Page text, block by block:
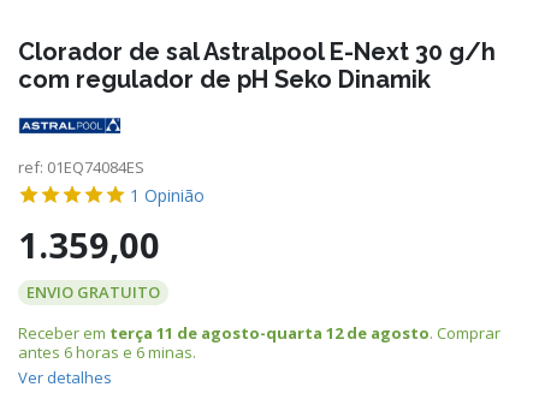
Clorador de sal Astralpool E-Next 30 g/h
com regulador de pH Seko Dinamik
ref: 01EQ74084ES
1 Opinião
1.359,00
ENVIO GRATUITO
Receber em terça 11 de agosto-quarta 12 de agosto. Comprar
antes 6 horas e 6 minas.
Ver detalhes